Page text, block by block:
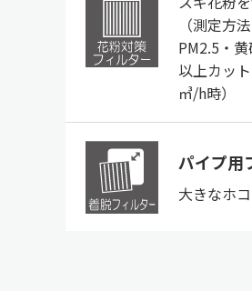
（測定方
PM2.5・
以上カッ
㎥/h時）
パイプ用
大きなホ